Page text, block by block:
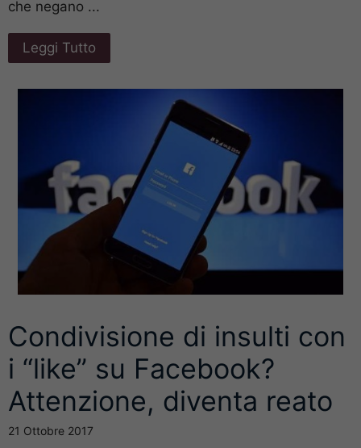
che negano ...
Leggi Tutto
Condivisione di insulti con
i “like” su Facebook?
Attenzione, diventa reato
21 Ottobre 2017